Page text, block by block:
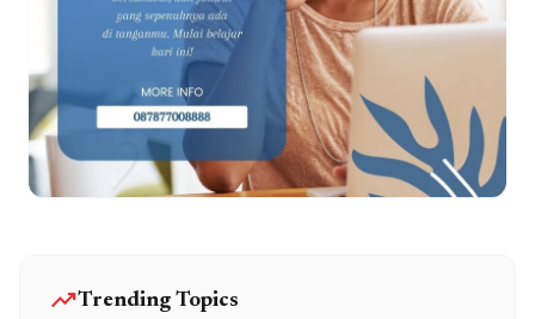
trending_upTrending Topics